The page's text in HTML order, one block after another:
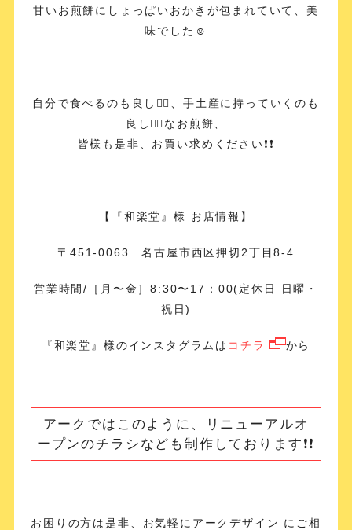
甘いお煎餅にしょっぱいおかきが包まれていて、美
味でした☺️
自分で食べるのも良し🙆‍♀️、手土産に持っていくのも
良し🙆‍♀️なお煎餅、
皆様も是非、お買い求めください❗️❗️
【『和楽堂』様 お店情報】
〒451-0063 名古屋市西区押切2丁目8-4
営業時間/［月〜金］8:30〜17：00(定休日 日曜・
祝日)
『和楽堂』様のインスタグラムは コチラ から
アークではこのように、リニューアルオ
ープンのチラシなども制作しております❗️❗️
お困りの方は是非、お気軽にアークデザイン にご相